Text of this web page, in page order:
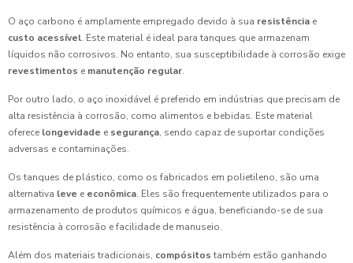
O aço carbono é amplamente empregado devido à sua resistência e
custo acessível. Este material é ideal para tanques que armazenam
líquidos não corrosivos. No entanto, sua susceptibilidade à corrosão exige
revestimentos e manutenção regular.
Por outro lado, o aço inoxidável é preferido em indústrias que precisam de
alta resistência à corrosão, como alimentos e bebidas. Este material
oferece longevidade e segurança, sendo capaz de suportar condições
adversas e contaminações.
Os tanques de plástico, como os fabricados em polietileno, são uma
alternativa leve e econômica. Eles são frequentemente utilizados para o
armazenamento de produtos químicos e água, beneficiando-se de sua
resistência à corrosão e facilidade de manuseio.
Além dos materiais tradicionais, compósitos também estão ganhando